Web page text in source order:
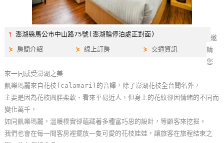
你
玩
玩
樂
地
圖
顧
⫯澎湖縣馬公市中山路75號(澎湖輪停泊處正對面)
⋟ 房間介紹 ⋟線上訂房 ⋟ 交通資訊
邀
請
您
來一同感受澎湖之美
凱樂瑪麗來自花枝(calamari)的音譯，除了澎湖花枝全台聞名外，
主要是因為花枝圓胖柔軟、看來平易近人，但身上的花紋卻因情緒的不同而
變化萬千，
如同凱樂瑪麗，溫暖樸實卻蘊藏著多種富巧思的設計，等顧客來挖掘。
我們也會在每一間客房裡擺放一隻可愛的花枝娃娃，讓旅客在旅程結束之